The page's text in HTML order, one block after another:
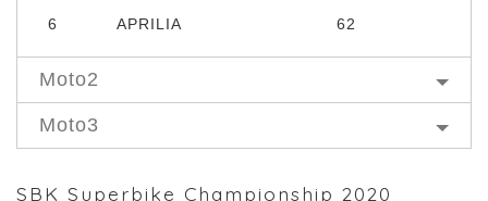
6
APRILIA 62
Moto2
Moto3
SBK Superbike Championship 2020